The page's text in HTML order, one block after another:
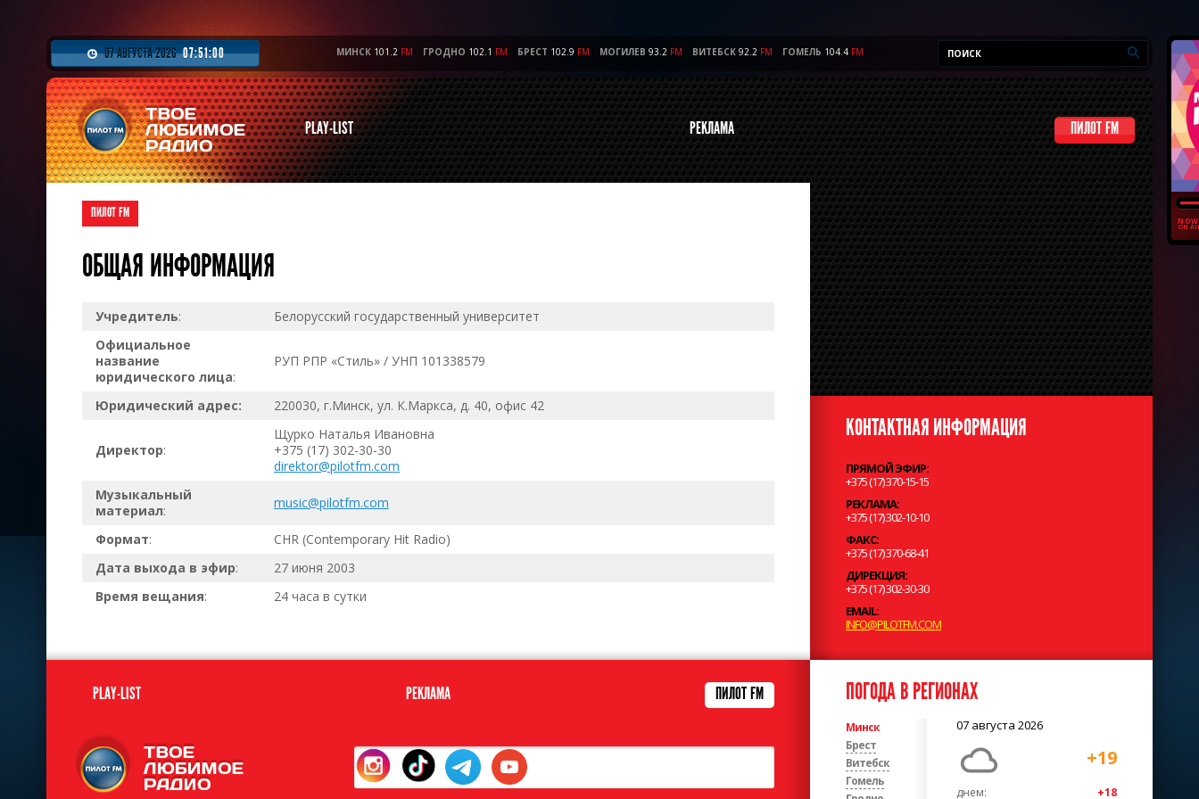
07 АВГУСТА 2026 07:51:00 МИНСК101.2FM ГРОДНО 102.1 FM БРЕСТ 102.9 FM МОГИЛЕВ 93.2FM ВИТЕБСК92.2FM ГОМЕЛЬ 104.4FM
PLAY-LIST РЕКЛАМА ПИЛОТ FM
ПИЛОТ FM
ОБЩАЯ ИНФОРМАЦИЯ
Учредитель:
Белорусский государственный университет
Официальное
название
юридического лица:
РУП РПР «Стиль» / УНП 101338579
Юридический адрес: 220030, г.Минск, ул. К.Маркса, д. 40, офис 42
Директор:
Щурко Наталья Ивановна
+375 (17) 302-30-30
direktor@pilotfm.com
Музыкальный
материал: music@pilotfm.com
Формат:
CHR (Contemporary Hit Radio)
Дата выхода в эфир:
27 июня 2003
Время вещания: 24 часа в сутки
КОНТАКТНАЯ ИНФОРМАЦИЯ
ПРЯМОЙ ЭФИР:
+375 (17) 370-15-15
РЕКЛАМА:
+375 (17) 302-10-10
ФАКС:
+375 (17) 370-68-41
ДИРЕКЦИЯ:
+375 (17) 302-30-30
EMAIL:
INFO@PILOTFM.COM
PLAY-LIST РЕКЛАМА ПИЛОТ FM ПОГОДА В РЕГИОНАХ
Минск
Брест
Витебск
Гомель
07 августа 2026
+19
днем:
+18
NOW
ON